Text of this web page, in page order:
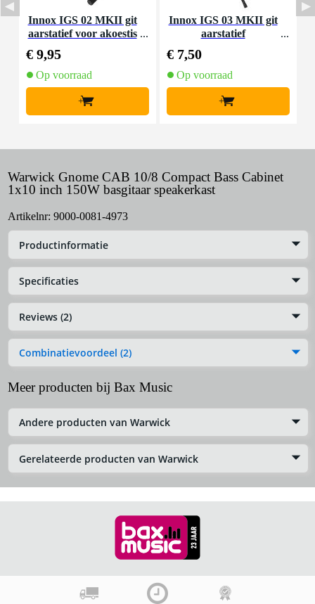
Innox IGS 02 MKII git
aarstatief voor akoestis
€ 9,95
Op voorraad
+
Innox IGS 03 MKII git
aarstatief
€ 7,50
Op voorraad
+
Warwick Gnome CAB 10/8 Compact Bass Cabinet
1x10 inch 150W basgitaar speakerkast
Artikelnr: 9000-0081-4973
Productinformatie
Specificaties
Reviews (2)
Combinatievoordeel (2)
Meer producten bij Bax Music
Andere producten van Warwick
Gerelateerde producten van Warwick